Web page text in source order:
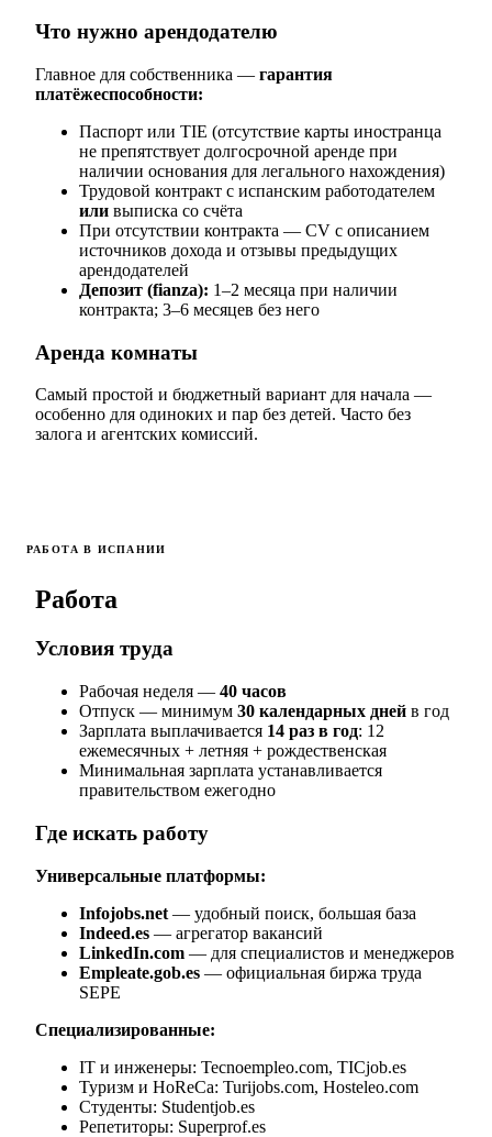
Что нужно арендодателю
Главное для собственника — гарантия
платёжеспособности:
Паспорт или TIE (отсутствие карты иностранца
не препятствует долгосрочной аренде при
наличии основания для легального нахождения)
Трудовой контракт с испанским работодателем
или выписка со счёта
При отсутствии контракта — CV с описанием
источников дохода и отзывы предыдущих
арендодателей
Депозит (fianza): 1–2 месяца при наличии
контракта; 3–6 месяцев без него
Аренда комнаты
Самый простой и бюджетный вариант для начала —
особенно для одиноких и пар без детей. Часто без
залога и агентских комиссий.
РАБОТА В ИСПАНИИ
Работа
Условия труда
Рабочая неделя — 40 часов
Отпуск — минимум 30 календарных дней в год
Зарплата выплачивается 14 раз в год: 12
ежемесячных + летняя + рождественская
Минимальная зарплата устанавливается
правительством ежегодно
Где искать работу
Универсальные платформы:
Infojobs.net — удобный поиск, большая база
Indeed.es — агрегатор вакансий
LinkedIn.com — для специалистов и менеджеров
Empleate.gob.es — официальная биржа труда
SEPE
Специализированные:
IT и инженеры: Tecnoempleo.com, TICjob.es
Туризм и HoReCa: Turijobs.com, Hosteleo.com
Студенты: Studentjob.es
Репетиторы: Superprof.es